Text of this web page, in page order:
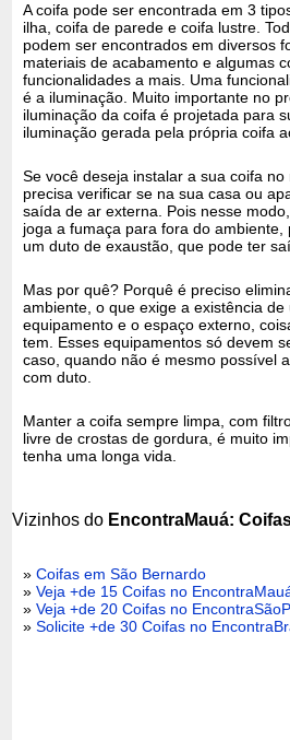
A coifa pode ser encontrada em 3
ilha, coifa de parede e coifa lustre.
podem ser encontrados em diversos
materiais de acabamento e algumas
funcionalidades a mais. Uma
é a iluminação. Muito importante no
iluminação da coifa é projetada para
iluminação gerada pela própria coifa
Se você deseja instalar a sua coifa
precisa verificar se na sua casa ou
saída de ar externa. Pois nesse
joga a fumaça para fora do
um duto de exaustão, que pode ter
Mas por quê? Porquê é preciso
ambiente, o que exige a existência
equipamento e o espaço externo,
tem. Esses equipamentos só devem
caso, quando não é mesmo possível
com duto.
Manter a coifa sempre limpa, com
livre de crostas de gordura, é muito
tenha uma longa vida.
Vizinhos do EncontraMauá:
»Coifas em São Bernardo
»Veja +de 15 Coifas no
»Veja +de 20 Coifas no
»Solicite +de 30 Coifas no